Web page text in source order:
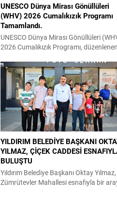
UNESCO Dünya Mirası Gönüllüleri
(WHV) 2026 Cumalıkızık Programı
Tamamlandı.
UNESCO Dünya Mirası Gönüllüleri
2026 Cumalıkızık Programı,
tamamlandı. Yerel toplumun psikolojik
oluşunu kültürel mirasın
sürdürülebilirliğiyle birlikte ele alan
program, on gün boyunca akademik
çalışmalar, saha araştırmaları ve
gönüllülük faaliyetlerini bir araya
İş, Örgüt ve Endüstri Psikologları
(IOCP) tarafından yürütülen
YILDIRIM BELEDİYE BAŞKANI
YILMAZ, ÇİÇEK CADDESİ
BULUŞTU
Yıldırım Belediye Başkanı Oktay Yılmaz,
Zümrütevler Mahallesi esnafıyla bir